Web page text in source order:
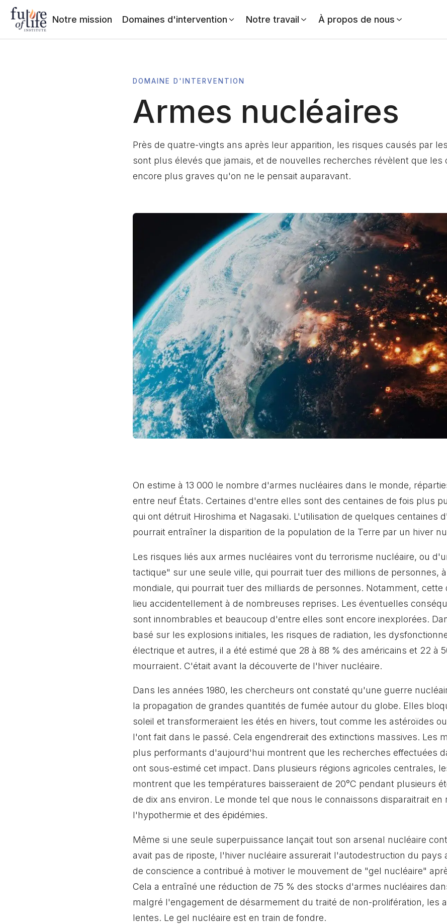
Notre mission Domaines d'intervention Notre travail À propos de nous
DOMAINE D'INTERVENTION
Armes nucléaires
Près de quatre-vingts ans après leur apparition, les risques causés par
sont plus élevés que jamais, et de nouvelles recherches révèlent que les
encore plus graves qu'on ne le pensait auparavant.
On estime à 13 000 le nombre d'armes nucléaires dans le monde,
entre neuf États. Certaines d'entre elles sont des centaines de fois plus
qui ont détruit Hiroshima et Nagasaki. L'utilisation de quelques centaines
pourrait entraîner la disparition de la population de la Terre par un hiver
Les risques liés aux armes nucléaires vont du terrorisme nucléaire, ou
tactique" sur une seule ville, qui pourrait tuer des millions de personnes,
mondiale, qui pourrait tuer des milliards de personnes. Notamment, cette
lieu accidentellement à de nombreuses reprises. Les éventuelles
sont innombrables et beaucoup d'entre elles sont encore inexplorées.
basé sur les explosions initiales, les risques de radiation, les
électrique et autres, il a été estimé que 28 à 88 % des américains et 22 à
mourraient. C'était avant la découverte de l'hiver nucléaire.
Dans les années 1980, les chercheurs ont constaté qu'une guerre
la propagation de grandes quantités de fumée autour du globe. Elles
soleil et transformeraient les étés en hivers, tout comme les astéroïdes
l'ont fait dans le passé. Cela engendrerait des extinctions massives. Les
plus performants d'aujourd'hui montrent que les recherches effectuées
ont sous-estimé cet impact. Dans plusieurs régions agricoles centrales,
montrent que les températures baisseraient de 20°C pendant plusieurs
de dix ans environ. Le monde tel que nous le connaissons disparaitrait en
l'hypothermie et des épidémies.
Même si une seule superpuissance lançait tout son arsenal nucléaire
avait pas de riposte, l'hiver nucléaire assurerait l'autodestruction du pays
de conscience a contribué à motiver le mouvement de "gel nucléaire"
Cela a entraîné une réduction de 75 % des stocks d'armes nucléaires
malgré l'engagement de désarmement du traité de non-prolifération, les
lentes. Le gel nucléaire est en train de fondre.